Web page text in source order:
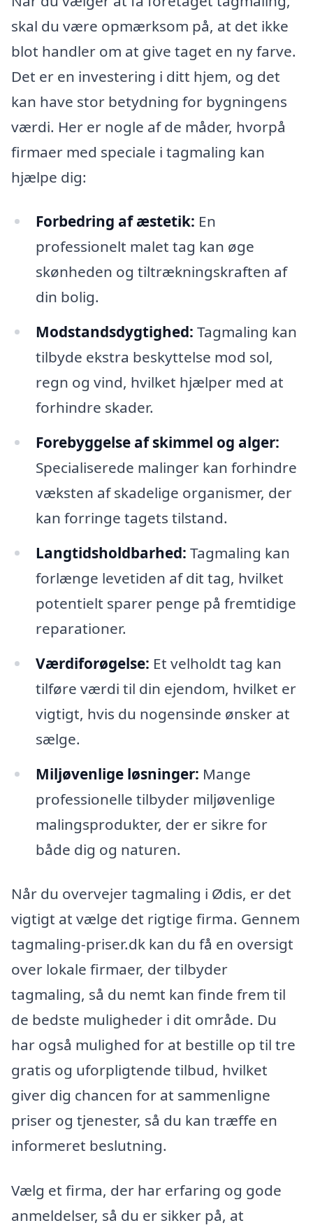
skal du være opmærksom på, at det ikke
blot handler om at give taget en ny farve.
Det er en investering i ditt hjem, og det
kan have stor betydning for bygningens
værdi. Her er nogle af de måder, hvorpå
firmaer med speciale i tagmaling kan
hjælpe dig:
Forbedring af æstetik: En
professionelt malet tag kan øge
skønheden og tiltrækningskraften af
din bolig.
Modstandsdygtighed: Tagmaling kan
tilbyde ekstra beskyttelse mod sol,
regn og vind, hvilket hjælper med at
forhindre skader.
Forebyggelse af skimmel og alger:
Specialiserede malinger kan forhindre
væksten af skadelige organismer, der
kan forringe tagets tilstand.
Langtidsholdbarhed: Tagmaling kan
forlænge levetiden af dit tag, hvilket
potentielt sparer penge på fremtidige
reparationer.
Værdiforøgelse: Et velholdt tag kan
tilføre værdi til din ejendom, hvilket er
vigtigt, hvis du nogensinde ønsker at
sælge.
Miljøvenlige løsninger: Mange
professionelle tilbyder miljøvenlige
malingsprodukter, der er sikre for
både dig og naturen.
Når du overvejer tagmaling i Ødis, er det
vigtigt at vælge det rigtige firma. Gennem
tagmaling-priser.dk kan du få en oversigt
over lokale firmaer, der tilbyder
tagmaling, så du nemt kan finde frem til
de bedste muligheder i dit område. Du
har også mulighed for at bestille op til tre
gratis og uforpligtende tilbud, hvilket
giver dig chancen for at sammenligne
priser og tjenester, så du kan træffe en
informeret beslutning.
Vælg et firma, der har erfaring og gode
anmeldelser, så du er sikker på, at